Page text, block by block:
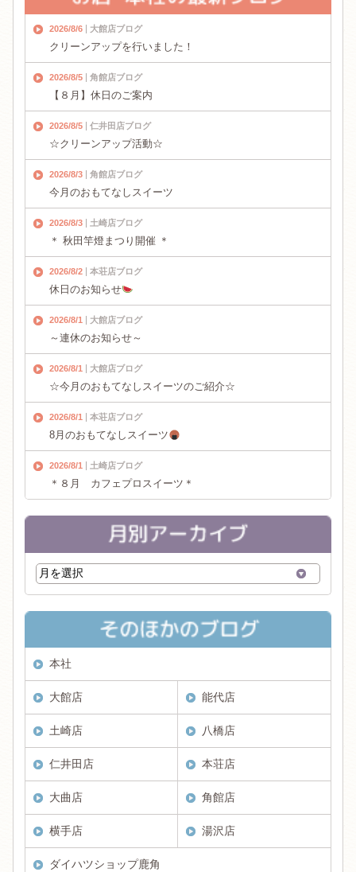
2026/8/6 大館店ブログ
クリーンアップを行いました！
2026/8/5 角館店ブログ
【８月】休日のご案内
2026/8/5 仁井田店ブログ
☆クリーンアップ活動☆
2026/8/3 角館店ブログ
今月のおもてなしスイーツ
2026/8/3 土崎店ブログ
＊ 秋田竿燈まつり開催 ＊
2026/8/2 本荘店ブログ
休日のお知らせ
2026/8/1 大館店ブログ
～連休のお知らせ～
2026/8/1 大館店ブログ
☆今月のおもてなしスイーツのご紹介☆
2026/8/1 本荘店ブログ
8月のおもてなしスイーツ
2026/8/1 土崎店ブログ
＊８月 カフェプロスイーツ＊
本社
大館店 能代店
土崎店 八橋店
仁井田店 本荘店
大曲店 角館店
横手店 湯沢店
ダイハツショップ鹿角